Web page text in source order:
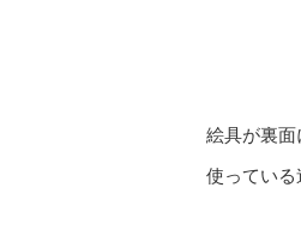
絵具が裏面
使っている